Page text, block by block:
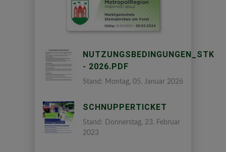
NUTZUNGSBEDINGUNGEN_STK
- 2026.PDF
Stand: Montag, 05. Januar 2026
SCHNUPPERTICKET
Stand: Donnerstag, 23. Februar
2023